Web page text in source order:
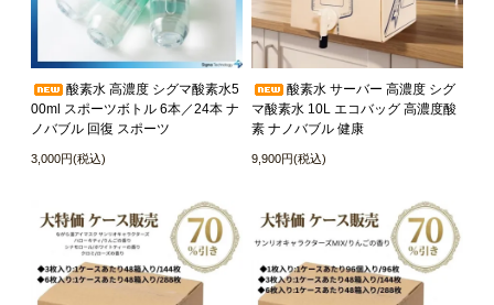
酸素水 高濃度 シグマ酸素水5
00ml スポーツボトル 6本／24本 ナ
ノバブル 回復 スポーツ
3,000円(税込)
酸素水 サーバー 高濃度 シグ
マ酸素水 10L エコバッグ 高濃度酸
素 ナノバブル 健康
9,900円(税込)